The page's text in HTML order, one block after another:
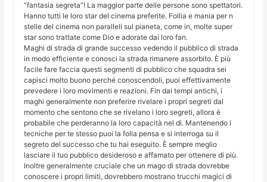
“fantasia segreta”! La maggior parte delle persone sono spettatori.
Hanno tutti le loro star del cinema preferite. Follia e mania per n
stelle del cinema non paralleli sul pianeta, come in, molte super
star sono trattate come Dio e adorate dai loro fan.
Maghi di strada di grande successo vedendo il pubblico di strada
in modo efficiente e conosci la strada rimanere assorbito. È più
facile fare faccia questi segmenti di pubblico che squadra sei
capisci molto buono perché conoscendoli, puoi effettivamente
prevedere i loro movimenti e reazioni. Fin dai tempi antichi, i
maghi generalmente non preferire rivelare i propri segreti dal
momento che sentono che se rivelano i loro segreti, allora è
probabile che perderanno la loro capacità nel di. Mantenendo i
tecniche per te stesso puoi la folla pensa e si interroga su il
segreto del successo che tu hai eseguito. È sempre meglio
lasciare il tuo pubblico desideroso e affamato per ottenere di più.
Inoltre generalmente cruciale che un mago di strada dovrebbe
conoscere i propri limiti, dovrebbero mostrano trucchi magici di